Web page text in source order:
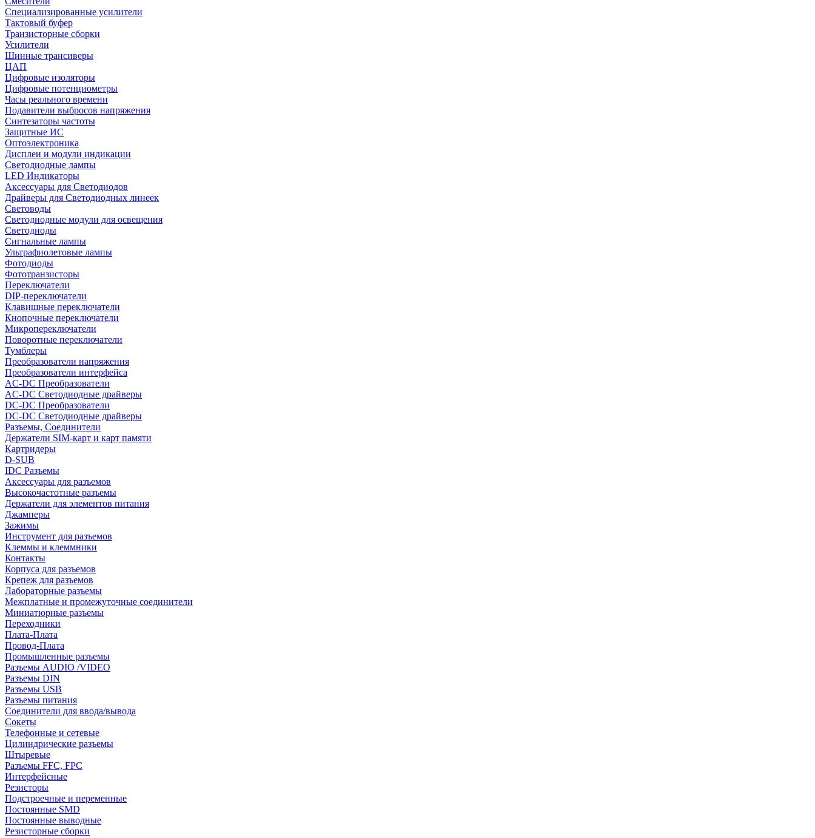
Специализированные усилители
Тактовый буфер
Транзисторные сборки
Усилители
Шинные трансиверы
ЦАП
Цифровые изоляторы
Цифровые потенциометры
Часы реального времени
Подавители выбросов напряжения
Синтезаторы частоты
Защитные ИС
Оптоэлектроника
Дисплеи и модули индикации
Светодиодные лампы
LED Индикаторы
Аксессуары для Светодиодов
Драйверы для Светодиодных линеек
Световоды
Светодиодные модули для освещения
Светодиоды
Сигнальные лампы
Ультрафиолетовые лампы
Фотодиоды
Фототранзисторы
Переключатели
DIP-переключатели
Клавишные переключатели
Кнопочные переключатели
Микропереключатели
Поворотные переключатели
Тумблеры
Преобразователи напряжения
Преобразователи интерфейса
AC-DC Преобразователи
AC-DC Светодиодные драйверы
DC-DC Преобразователи
DC-DC Светодиодные драйверы
Разъемы, Соединители
Держатели SIM-карт и карт памяти
Картридеры
D-SUB
IDC Разъемы
Аксессуары для разъемов
Высокочастотные разъемы
Держатели для элементов питания
Джамперы
Зажимы
Инструмент для разъемов
Клеммы и клеммники
Контакты
Корпуса для разъемов
Крепеж для разъемов
Лабораторные разъемы
Межплатные и промежуточные соединители
Миниатюрные разъемы
Переходники
Плата-Плата
Провод-Плата
Промышленные разъемы
Разъемы AUDIO /VIDEO
Разъемы DIN
Разъемы USB
Разъемы питания
Соединители для ввода/вывода
Сокеты
Телефонные и сетевые
Цилиндрические разъемы
Штыревые
Разъемы FFC, FPC
Интерфейсные
Резисторы
Подстроечные и переменные
Постоянные SMD
Постоянные выводные
Резисторные сборки